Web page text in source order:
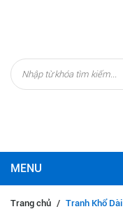
Trang chủ / Tranh Khổ Dài